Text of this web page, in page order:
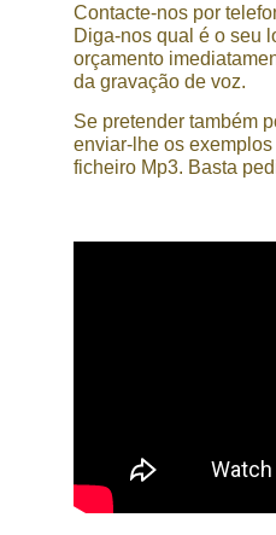
Contacte-nos por
Diga-nos qual é o seu
orçamento
da gravação de voz.
Se pretender também
enviar-lhe os
ficheiro Mp3. Basta